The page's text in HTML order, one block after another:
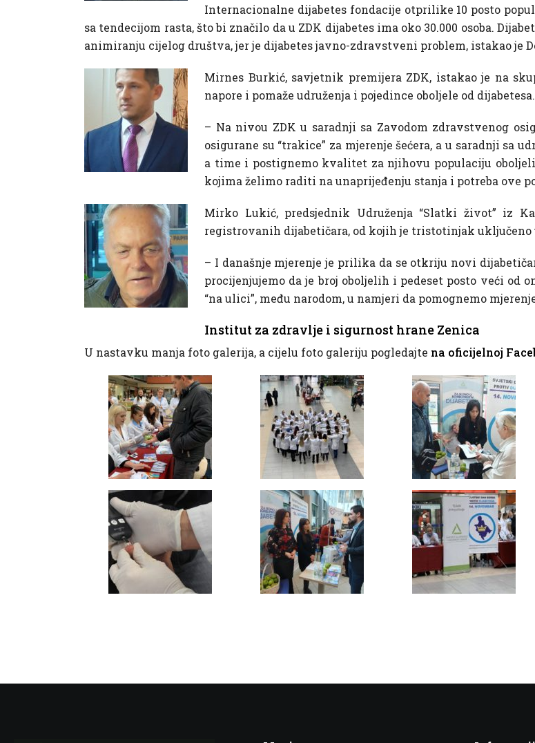
Internacionalne dijabetes fondacije otprilike 10 posto
sa tendecijom rasta, što bi značilo da u ZDK dijabetes ima oko 30.000 osoba.
animiranju cijelog društva, jer je dijabetes javno-zdravstveni problem, istakao je
Mirnes Burkić, savjetnik premijera ZDK, istakao je na
napore i pomaže udruženja i pojedince oboljele od dijabetesa.
– Na nivou ZDK u saradnji sa Zavodom zdravstvenog
osigurane su “trakice” za mjerenje šećera, a u saradnji sa
a time i postignemo kvalitet za njihovu populaciju
kojima želimo raditi na unaprijeđenju stanja i potreba ove
Mirko Lukić, predsjednik Udruženja “Slatki život” iz
registrovanih dijabetičara, od kojih je tristotinjak uključeno
– I današnje mjerenje je prilika da se otkriju novi
procijenjujemo da je broj oboljelih i pedeset posto veći od
“na ulici”, među narodom, u namjeri da pomognemo
Institut za zdravlje i sigurnost hrane Zenica
U nastavku manja foto galerija, a cijelu foto galeriju pogledajte na oficijelnoj